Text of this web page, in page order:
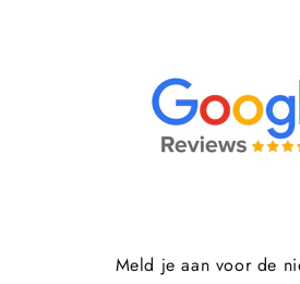
Meld je aan voor de